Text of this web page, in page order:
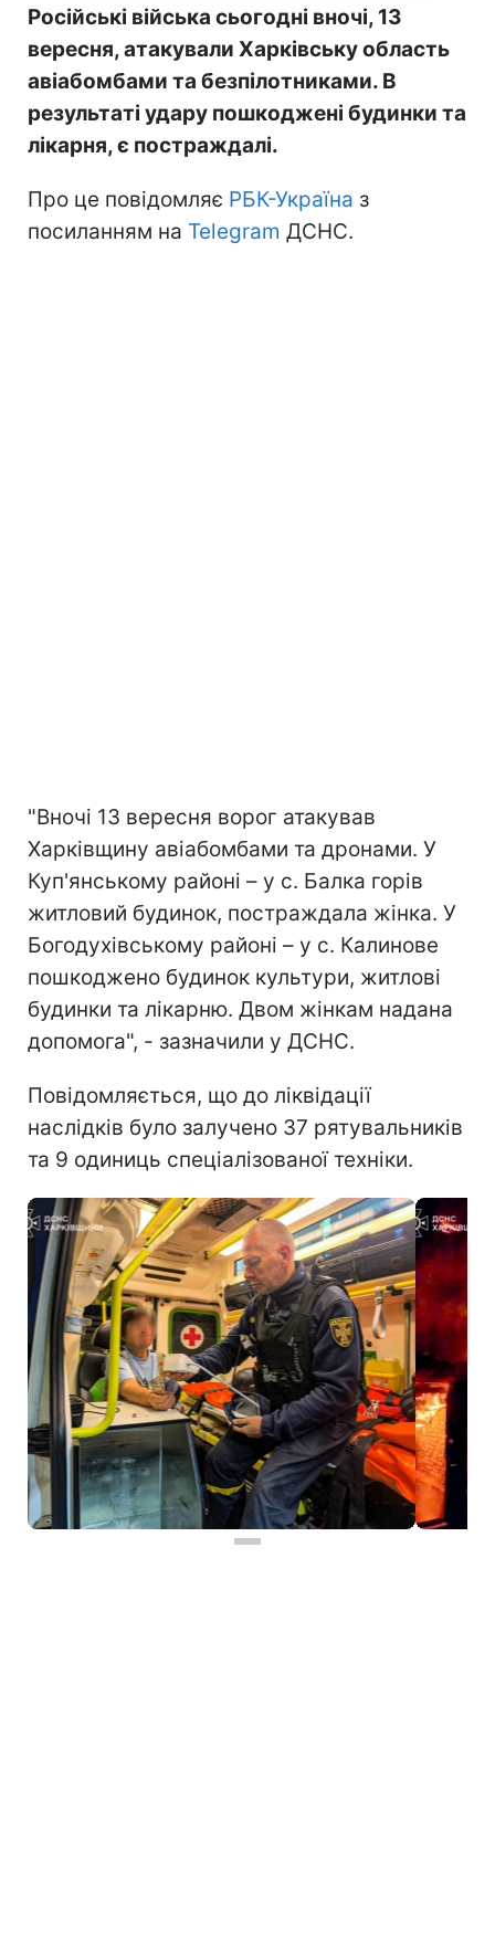
Російські війська сьогодні вночі, 13
вересня, атакували Харківську область
авіабомбами та безпілотниками. В
результаті удару пошкоджені будинки та
лікарня, є постраждалі.
Про це повідомляє РБК-Україна з
посиланням на Telegram ДСНС.
"Вночі 13 вересня ворог атакував
Харківщину авіабомбами та дронами. У
Куп'янському районі – у с. Балка горів
житловий будинок, постраждала жінка. У
Богодухівському районі – у с. Калинове
пошкоджено будинок культури, житлові
будинки та лікарню. Двом жінкам надана
допомога", - зазначили у ДСНС.
Повідомляється, що до ліквідації
наслідків було залучено 37 рятувальників
та 9 одиниць спеціалізованої техніки.